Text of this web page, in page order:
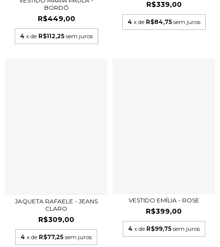
BORDÔ
R$449,00
4 x de R$112,25 sem juros
R$339,00
4 x de R$84,75 sem juros
JAQUETA RAFAELE - JEANS
CLARO
R$309,00
4 x de R$77,25 sem juros
VESTIDO EMÍLIA - ROSE
R$399,00
4 x de R$99,75 sem juros